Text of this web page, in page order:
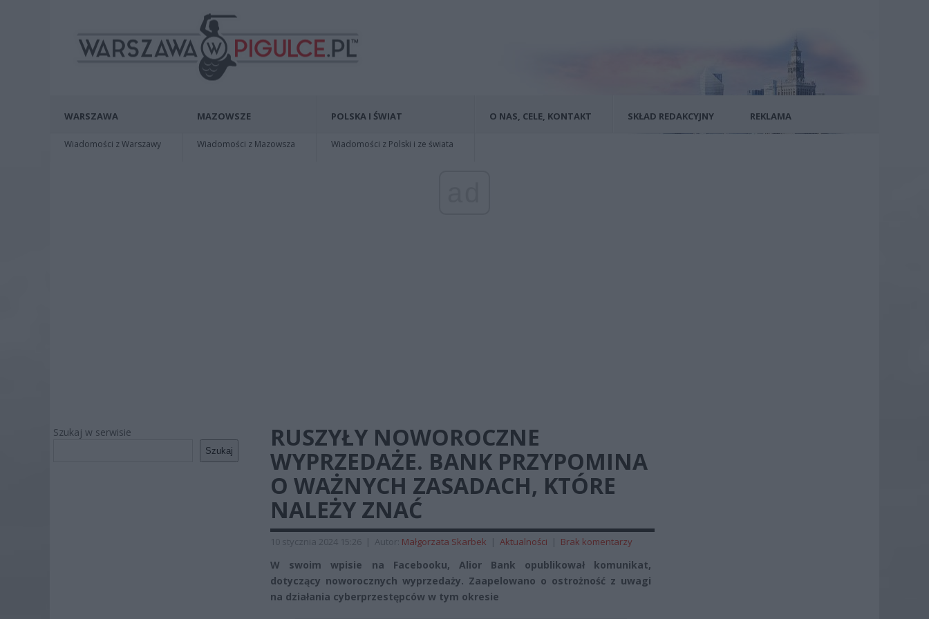
WARSZAWA
Wiadomości z Warszawy
MAZOWSZE
Wiadomości z Mazowsza
POLSKA I ŚWIAT
Wiadomości z Polski i ze świata
O NAS, CELE, KONTAKT SKŁAD REDAKCYJNY REKLAMA
Szukaj w serwisie
Szukaj
RUSZYŁY NOWOROCZNE
WYPRZEDAŻE. BANK PRZYPOMINA
O WAŻNYCH ZASADACH, KTÓRE
NALEŻY ZNAĆ
10 stycznia 2024 15:26 | Autor: Małgorzata Skarbek | Aktualności | Brak komentarzy
W swoim wpisie na Facebooku, Alior Bank opublikował komunikat,
dotyczący noworocznych wyprzedaży. Zaapelowano o ostrożność z uwagi
na działania cyberprzestępców w tym okresie